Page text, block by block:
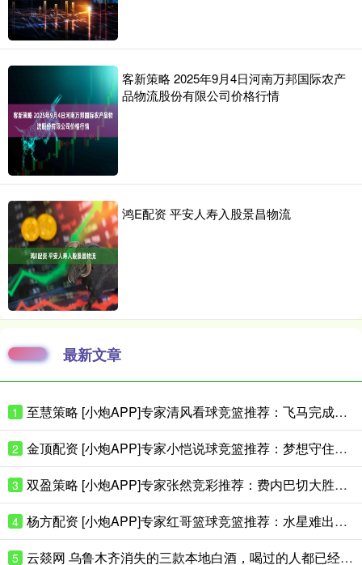
客新策略 2025年9月4日河南万邦国际农产
品物流股份有限公司价格行情
鸿E配资 平安人寿入股景昌物流
最新文章
1 至慧策略 [小炮APP]专家清风看球竞篮推荐：飞马完成复仇
2 金顶配资 [小炮APP]专家小恺说球竞篮推荐：梦想守住主场
3 双盈策略 [小炮APP]专家张然竞彩推荐：费内巴切大胜对手
4 杨方配资 [小炮APP]专家红哥篮球竞篮推荐：水星难出大分
5 云燚网 乌鲁木齐消失的三款本地白酒，喝过的人都已经是当爷爷的人了吧？